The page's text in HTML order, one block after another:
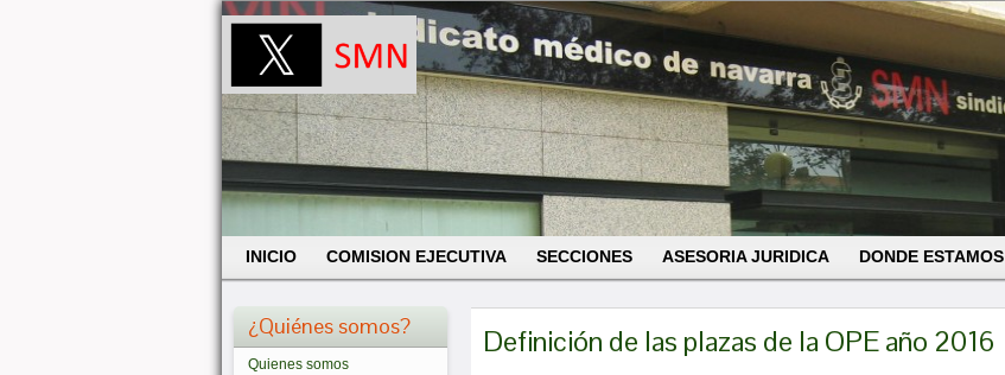
INICIO COMISION EJECUTIVA SECCIONES ASESORIA JURIDICA DONDE ESTAMOS
¿Quiénes somos?
Quienes somos
Definición de las plazas de la OPE año 2016